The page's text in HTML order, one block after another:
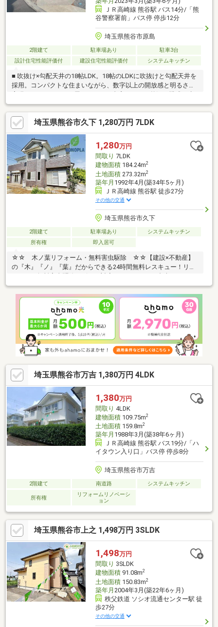
ＪＲ高崎線 熊谷駅 バス14分/「熊
谷警察署前」バス停 停歩12分
埼玉県熊谷市原島
2階建て 駐車場あり
駐車3台
設計住宅性能評価付
建設住宅性能評価付 システムキッチン
■ 吹抜け×勾配天井の18帖LDK。18帖のLDKに吹抜けと勾配天井を
採用。コンパクトな住まいながら、数字以上の開放感と明るさを
活の中心はワンフロアで完結。。ロフト部分は書斎・ワークスペ
ース・趣味部屋として使え、単身～二人暮らしに◎です。■ 生活
感を抑える収納計画。玄関横収納＋ウォークインクローゼットを
配置。居住空間をすっきり保てる、建築家ならではの収納設計。
■ R+houseならではの高性能住宅。高断熱・高気密仕様で、吹抜
けでも快適。光熱費を抑えながら、一年中心地よい室内環境を保
ちます。
埼玉県熊谷市久下 1,280万円 7LDK
1,280万円
間取り 7LDK
建物面積184.24m2
土地面積273.32m2
築年月 1992年4月(築34年5ヶ月)
ＪＲ高崎線 熊谷駅 徒歩27分
その他の交通
埼玉県熊谷市久下
2階建て 駐車場あり
システムキッチン
所有権
即入居可
☆☆ 木ノ葉リフォーム・無料害虫駆除 ☆☆【建設×不動産】
の『木』『ノ』『葉』だからできる24時間無料レスキュー！リフ
ターサービスがついており、住んでからの安心をずっとお届けし
ます！内覧時に、無料相談・お見積りも物件ごとに作成可能！！
オウチ探しも、リフォームも一緒に相談できます！＼弊社には、
『きつね隊』・『ゴリラ隊』という無料かけつけサービスの仕組
みが、整っています♪／住んでからのお家トラブル、緊急対応も承
っております♪お家のこと、すべて木ノ葉プランニングにお任せく
ださい＾＾
埼玉県熊谷市万吉 1,380万円 4LDK
1,380万円
間取り 4LDK
建物面積109.75m2
土地面積159.8m2
築年月 1988年3月(築38年6ヶ月)
ＪＲ高崎線 熊谷駅 バス19分/「ハ
イタウン入り口」バス停 停歩8分
埼玉県熊谷市万吉
2階建て 南道路 システムキッチン
所有権
リフォームリノベーシ
ョン
埼玉県熊谷市上之 1,498万円 3SLDK
1,498万円
間取り 3SLDK
建物面積91.08m2
土地面積150.83m2
築年月 2004年3月(築22年6ヶ月)
秩父鉄道 ソシオ流通センター駅 徒
歩27分
その他の交通